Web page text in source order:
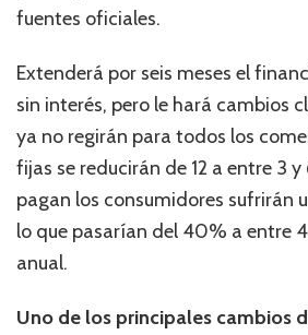
fuentes oficiales.
Extenderá por seis meses el
sin interés, pero le hará cambios
ya no regirán para todos los
fijas se reducirán de 12 a entre 3
pagan los consumidores sufrirán
lo que pasarían del 40% a entre
anual.
Uno de los principales cambios